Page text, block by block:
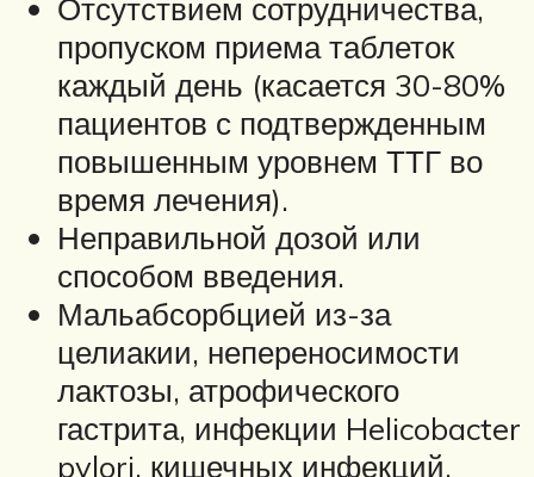
Отсутствием сотрудничества,
пропуском приема таблеток
каждый день (касается 30-80%
пациентов с подтвержденным
повышенным уровнем ТТГ во
время лечения).
Неправильной дозой или
способом введения.
Мальабсорбцией из-за
целиакии, непереносимости
лактозы, атрофического
гастрита, инфекции Helicobacter
pylori, кишечных инфекций,